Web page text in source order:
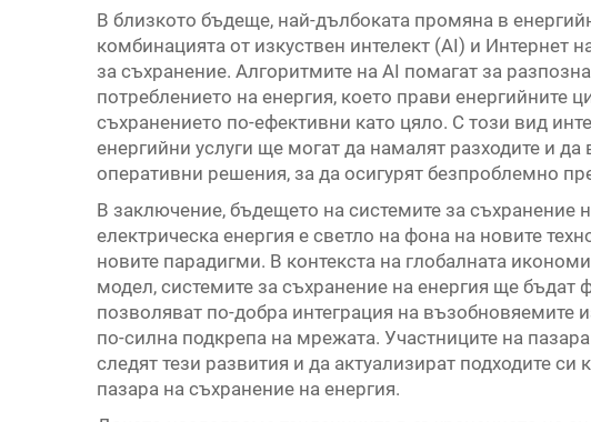
В близкото бъдеще, най-дълбоката промяна в
комбинацията от изкуствен интелект (AI) и Интернет
за съхранение. Алгоритмите на AI помагат за
потреблението на енергия, което прави енергийните
съхранението по-ефективни като цяло. С този вид
енергийни услуги ще могат да намалят разходите и да
оперативни решения, за да осигурят безпроблемно
В заключение, бъдещето на системите за съхранение
електрическа енергия е светло на фона на новите
новите парадигми. В контекста на глобалната
модел, системите за съхранение на енергия ще бъдат
позволяват по-добра интеграция на възобновяемите
по-силна подкрепа на мрежата. Участниците на
следят тези развития и да актуализират подходите
пазара на съхранение на енергия.